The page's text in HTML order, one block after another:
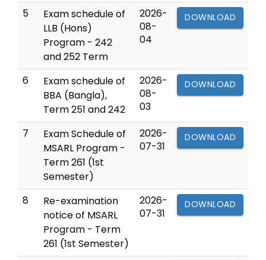
5
Exam schedule of
LLB (Hons)
Program - 242
and 252 Term
2026-
08-
04
DOWNLOAD
6
Exam schedule of
BBA (Bangla),
Term 251 and 242
2026-
08-
03
DOWNLOAD
7
Exam Schedule of
MSARL Program -
Term 261 (1st
Semester)
2026-
07-31
DOWNLOAD
8
Re-examination
notice of MSARL
Program - Term
261 (1st Semester)
2026-
07-31
DOWNLOAD